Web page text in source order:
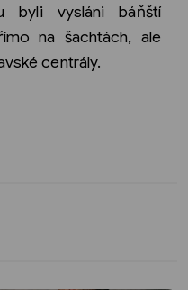
byli vysláni báňští
na šachtách, ale
centrály.